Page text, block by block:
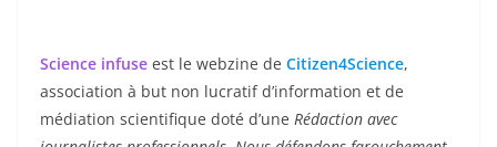
Science infuse est le webzine de Citizen4Science,
association à but non lucratif d’information et de
médiation scientifique doté d’une Rédaction avec